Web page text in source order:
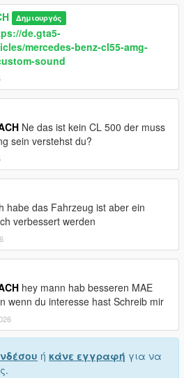
Δημιουργός
de.gta5-
mercedes-benz-cl55-amg-
sound
Ne das ist kein CL 500 der muss
sein verstehst du?
habe das Fahrzeug ist aber ein
verbessert werden
hey mann hab besseren MAE
wenn du interesse hast Schreib mir
ή κάνε εγγραφή για να